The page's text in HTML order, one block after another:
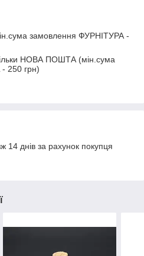
замовлення ФУРНІТУРА -
НОВА ПОШТА (мін.сума
250 грн)
14 днів за рахунок покупця